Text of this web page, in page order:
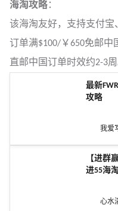
海淘攻略：
该海淘友好，支持支付宝
订单满$100/￥650免邮中
直邮中国订单时效约2-3周
最新
攻略
我爱
【进群
进55海
心水